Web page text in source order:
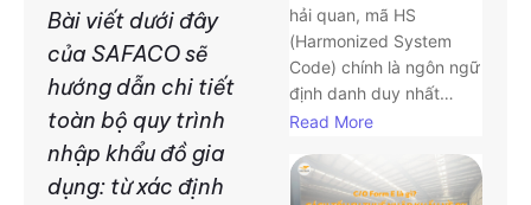
Bài viết dưới đây
của SAFACO sẽ
hướng dẫn chi tiết
toàn bộ quy trình
nhập khẩu đồ gia
dụng: từ xác định
hải quan, mã HS
(Harmonized System
Code) chính là ngôn ngữ
định danh duy nhất…
Read More